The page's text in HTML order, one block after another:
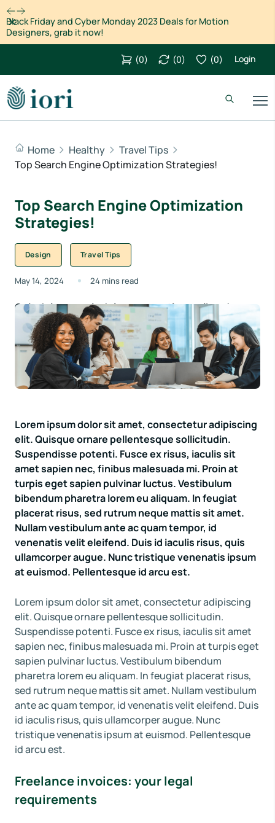
Black Friday and Cyber Monday 2023 Deals for Motion
Designers, grab it now!
Dismiss
(0) (0) (0) Login
Home Healthy
Travel Tips
Top Search Engine Optimization Strategies!
Top Search Engine Optimization
Strategies!
Design Travel Tips
May 14, 2024 24 mins read
Quis dolorum quia dolor accusantium quibusdam
modi minus. Sint nobis corrupti fugiat. Sunt qui id
magnam voluptatum.
Lorem ipsum dolor sit amet, consectetur adipiscing
elit. Quisque ornare pellentesque sollicitudin.
Suspendisse potenti. Fusce ex risus, iaculis sit
amet sapien nec, finibus malesuada mi. Proin at
turpis eget sapien pulvinar luctus. Vestibulum
bibendum pharetra lorem eu aliquam. In feugiat
placerat risus, sed rutrum neque mattis sit amet.
Nullam vestibulum ante ac quam tempor, id
venenatis velit eleifend. Duis id iaculis risus, quis
ullamcorper augue. Nunc tristique venenatis ipsum
at euismod. Pellentesque id arcu est.
Lorem ipsum dolor sit amet, consectetur adipiscing
elit. Quisque ornare pellentesque sollicitudin.
Suspendisse potenti. Fusce ex risus, iaculis sit amet
sapien nec, finibus malesuada mi. Proin at turpis eget
sapien pulvinar luctus. Vestibulum bibendum
pharetra lorem eu aliquam. In feugiat placerat risus,
sed rutrum neque mattis sit amet. Nullam vestibulum
ante ac quam tempor, id venenatis velit eleifend. Duis
id iaculis risus, quis ullamcorper augue. Nunc
tristique venenatis ipsum at euismod. Pellentesque
id arcu est.
Freelance invoices: your legal
requirements